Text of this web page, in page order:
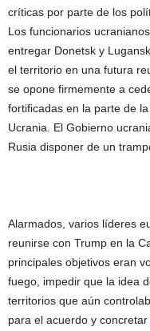
críticas por parte de los
Los funcionarios
entregar Donetsk y
el territorio en una futura
se opone firmemente a
fortificadas en la parte de
Ucrania. El Gobierno
Rusia disponer de un
Alarmados, varios líderes
reunirse con Trump en la
principales objetivos eran
fuego, impedir que la idea
territorios que aún
para el acuerdo y